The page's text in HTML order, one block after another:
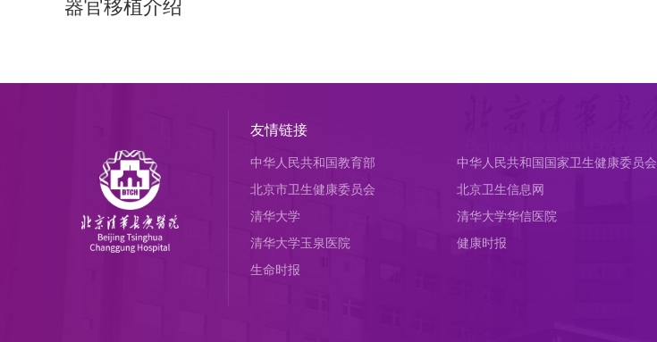
器官移植介绍
友情链接
中华人民共和国教育部
中华人民共和国国家卫生健康委员会
北京市卫生健康委员会
北京卫生信息网
清华大学
清华大学华信医院
清华大学玉泉医院
健康时报
生命时报